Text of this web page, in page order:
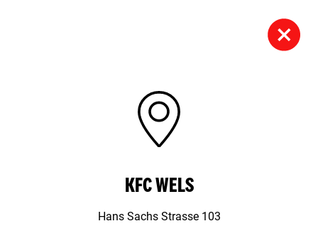
KFC WELS
Hans Sachs Strasse 103